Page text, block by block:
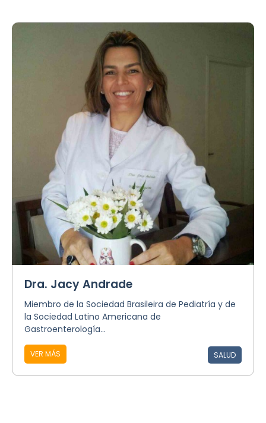
Dra. Jacy Andrade
Miembro de la Sociedad Brasileira de Pediatría y de
la Sociedad Latino Americana de
Gastroenterología...
VER MÁS SALUD